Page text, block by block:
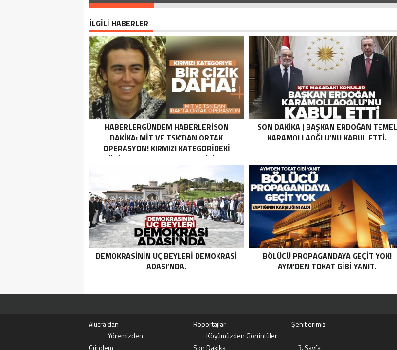
İLGİLİ HABERLER
HABERLERGÜNDEM HABERLERISON
DAKIKA: MİT VE TSK’DAN ORTAK
OPERASYON! KIRMIZI KATEGORIDEKI
TERÖRIST NAZLI TAŞPINAR ETKISIZ HALE
ORTAK OPERASYON! KIRMIZI
KATEGORIDEKI TERÖRIST NAZLI
TAŞPINAR ETKISIZ HALE GETIRILDI .
SON DAKIKA | BAŞKAN ERDOĞAN TEMEL
KARAMOLLAOĞLU’NU KABUL ETTI.
DEMOKRASININ UÇ BEYLERI DEMOKRASI
ADASI’NDA.
BÖLÜCÜ PROPAGANDAYA GEÇIT YOK!
AYM’DEN TOKAT GIBI YANIT.
Alucra’dan Röportajlar
Şehitlerimiz
Yöremizden
Köyümüzden Görüntüler
Gündem
Son Dakika 3. Sayfa